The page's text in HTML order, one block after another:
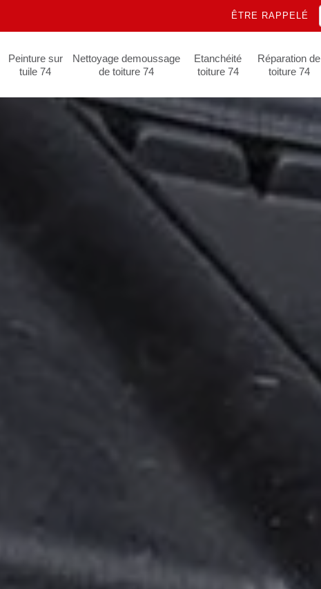
ÊTRE RAPPELÉ
Peinture sur
tuile 74
Nettoyage demoussage
de toiture 74
Etanchéité
toiture 74
Réparation de
toiture 74